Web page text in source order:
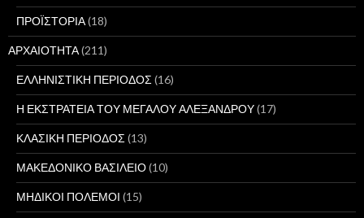
ΠΡΟΪΣΤΟΡΙΑ(18)
ΑΡΧΑΙΟΤΗΤΑ(211)
ΕΛΛΗΝΙΣΤΙΚΗ ΠΕΡΙΟΔΟΣ (16)
Η ΕΚΣΤΡΑΤΕΙΑ ΤΟΥ ΜΕΓΑΛΟΥ ΑΛΕΞΑΝΔΡΟΥ(17)
ΚΛΑΣΙΚΗ ΠΕΡΙΟΔΟΣ (13)
ΜΑΚΕΔΟΝΙΚΟ ΒΑΣΙΛΕΙΟ(10)
ΜΗΔΙΚΟΙ ΠΟΛΕΜΟΙ (15)